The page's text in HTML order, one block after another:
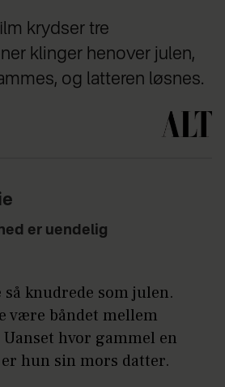
krydser tre
klinger henover julen,
og latteren løsnes.
er uendelig
knudrede som julen.
være båndet mellem
hvor gammel en
hun sin mors datter.